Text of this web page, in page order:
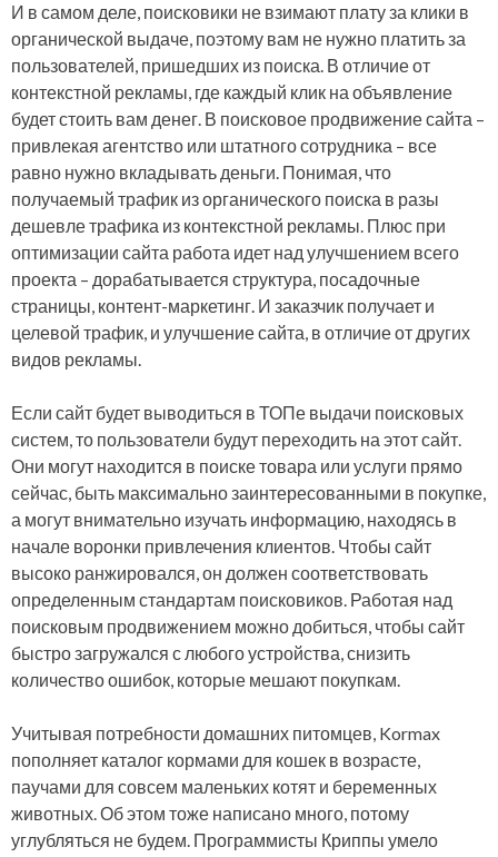
И в самом деле, поисковики не взимают плату за клики в
органической выдаче, поэтому вам не нужно платить за
пользователей, пришедших из поиска. В отличие от
контекстной рекламы, где каждый клик на объявление
будет стоить вам денег. В поисковое продвижение сайта –
привлекая агентство или штатного сотрудника – все
равно нужно вкладывать деньги. Понимая, что
получаемый трафик из органического поиска в разы
дешевле трафика из контекстной рекламы. Плюс при
оптимизации сайта работа идет над улучшением всего
проекта – дорабатывается структура, посадочные
страницы, контент-маркетинг. И заказчик получает и
целевой трафик, и улучшение сайта, в отличие от других
видов рекламы.
Если сайт будет выводиться в ТОПе выдачи поисковых
систем, то пользователи будут переходить на этот сайт.
Они могут находится в поиске товара или услуги прямо
сейчас, быть максимально заинтересованными в покупке,
а могут внимательно изучать информацию, находясь в
начале воронки привлечения клиентов. Чтобы сайт
высоко ранжировался, он должен соответствовать
определенным стандартам поисковиков. Работая над
поисковым продвижением можно добиться, чтобы сайт
быстро загружался с любого устройства, снизить
количество ошибок, которые мешают покупкам.
Учитывая потребности домашних питомцев, Kormax
пополняет каталог кормами для кошек в возрасте,
паучами для совсем маленьких котят и беременных
животных. Об этом тоже написано много, потому
углубляться не будем. Программисты Криппы умело